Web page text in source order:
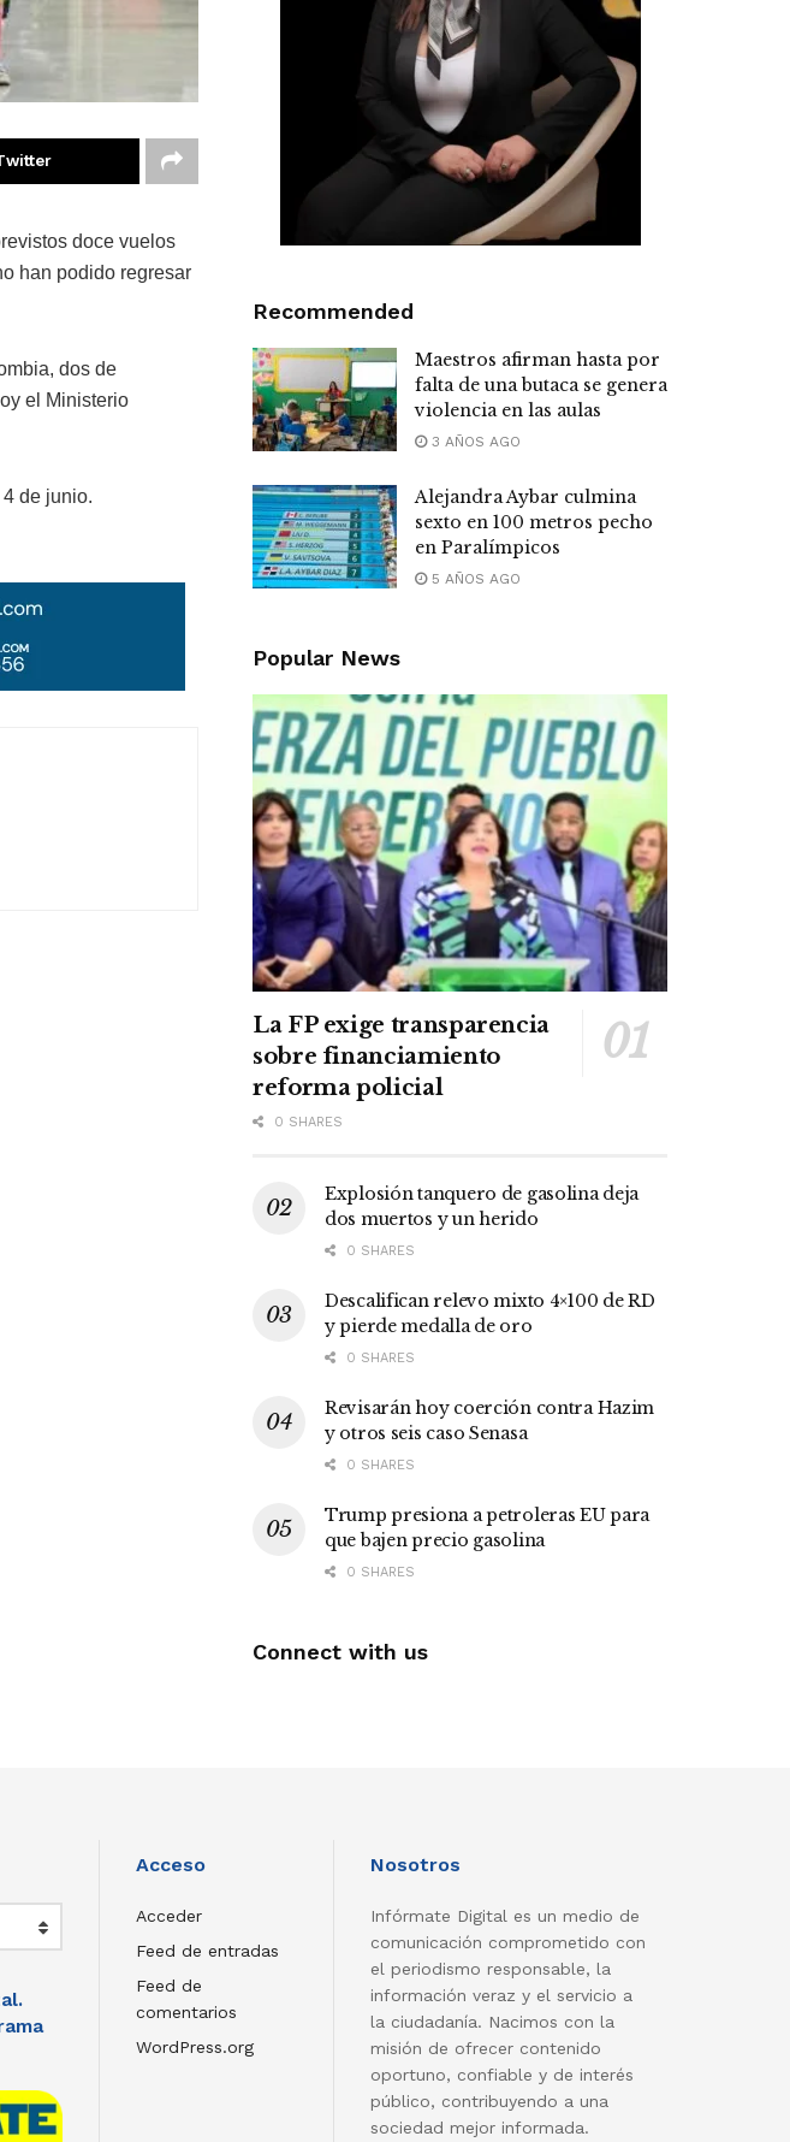
doce vuelos
han podido regresar
dos de
el Ministerio
de junio.
Recommended
Maestros afirman hasta por
falta de una butaca se genera
violencia en las aulas
3 AÑOS AGO
Alejandra Aybar culmina
sexto en 100 metros pecho
en Paralímpicos
5 AÑOS AGO
Popular News
La FP exige transparencia
sobre financiamiento
reforma policial
0 SHARES
Explosión tanquero de gasolina deja
dos muertos y un herido
0 SHARES
Descalifican relevo mixto 4×100 de RD
y pierde medalla de oro
0 SHARES
Revisarán hoy coerción contra Hazim
y otros seis caso Senasa
0 SHARES
Trump presiona a petroleras EU para
que bajen precio gasolina
0 SHARES
Connect with us
Acceso
Acceder
Feed de entradas
Feed de
comentarios
WordPress.org
Nosotros
Infórmate Digital es un medio de
comunicación comprometido con
el periodismo responsable, la
información veraz y el servicio a
la ciudadanía. Nacimos con la
misión de ofrecer contenido
oportuno, confiable y de interés
público, contribuyendo a una
sociedad mejor informada.